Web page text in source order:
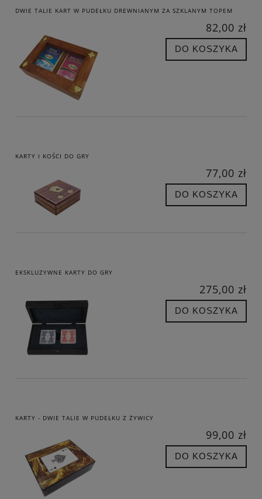
DWIE TALIE KART W PUDEŁKU DREWNIANYM ZA SZKLANYM TOPEM
82,00 zł
DO KOSZYKA
KARTY I KOŚCI DO GRY
77,00 zł
DO KOSZYKA
EKSKLUZYWNE KARTY DO GRY
275,00 zł
DO KOSZYKA
KARTY - DWIE TALIE W PUDEŁKU Z ŻYWICY
99,00 zł
DO KOSZYKA